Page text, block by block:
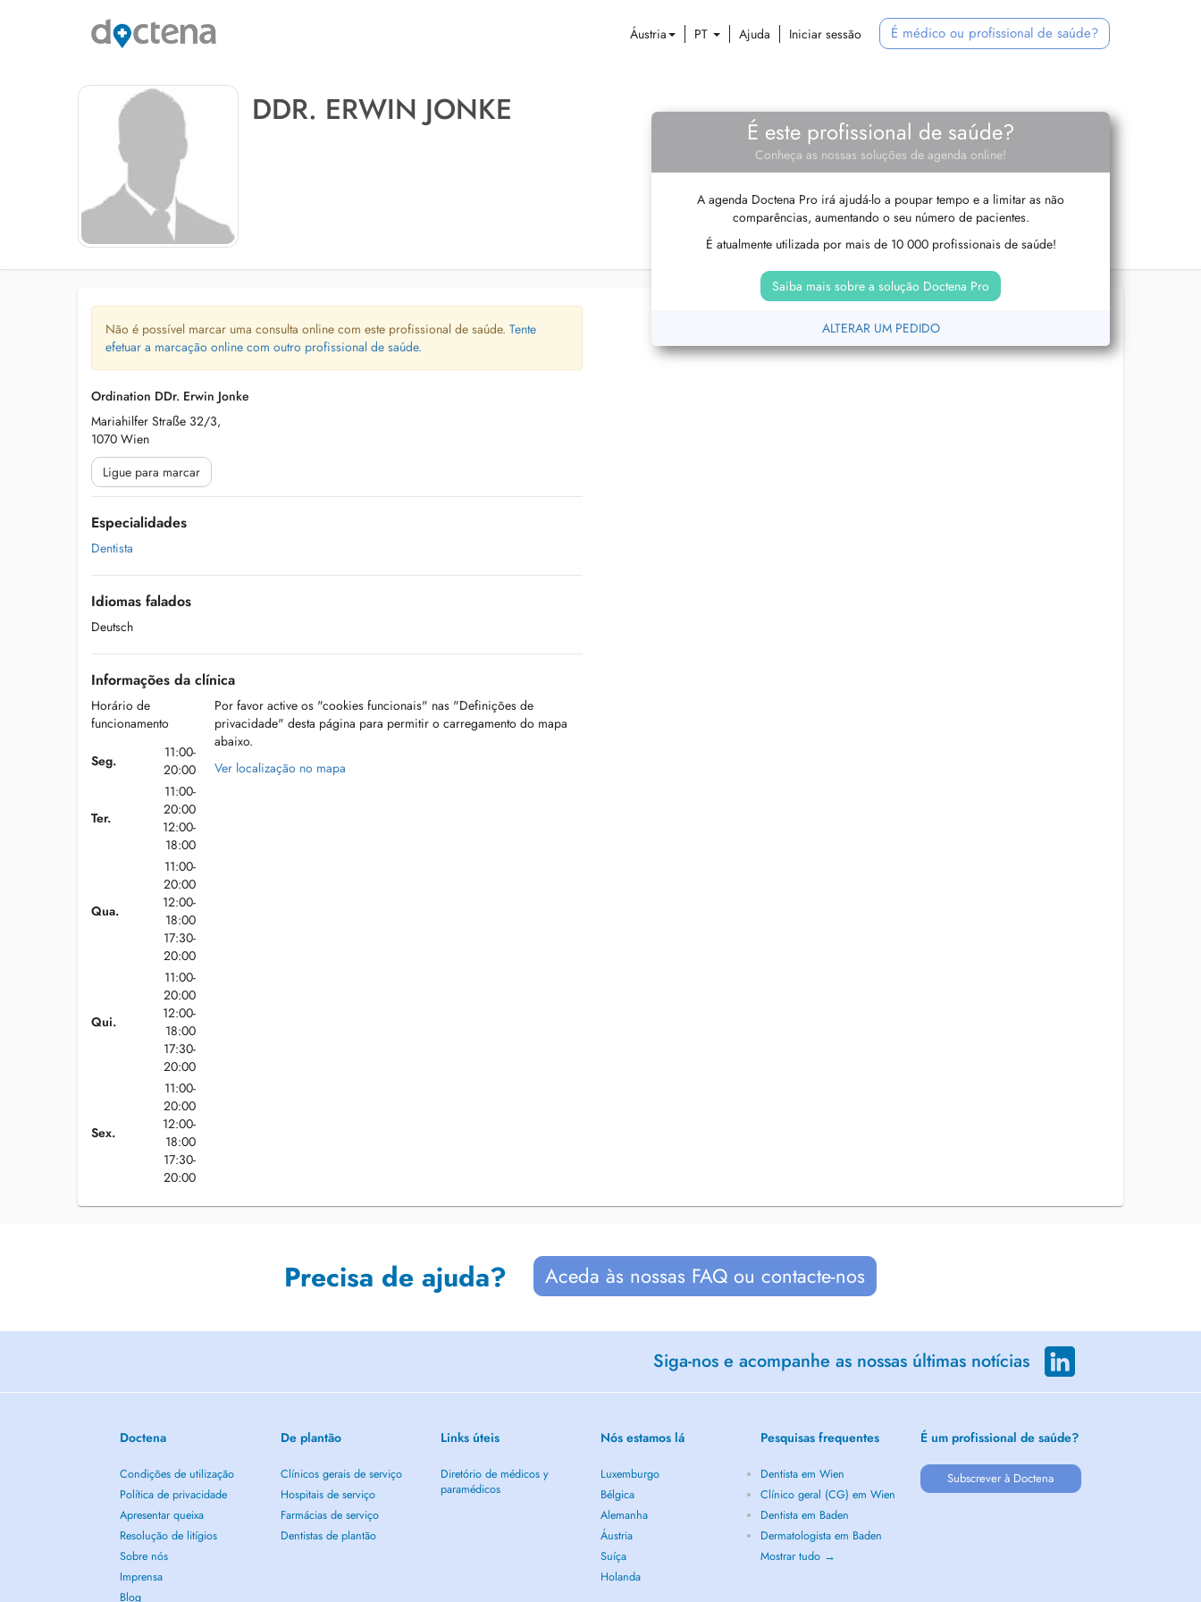
Áustria PT Ajuda Iniciar sessão É médico ou profissional de saúde?
DDR. ERWIN JONKE
É este profissional de saúde?
Conheça as nossas soluções de agenda online!
A agenda Doctena Pro irá ajudá-lo a poupar tempo e a limitar as não
comparências, aumentando o seu número de pacientes.
É atualmente utilizada por mais de 10 000 profissionais de saúde!
Saiba mais sobre a solução Doctena Pro
ALTERAR UM PEDIDO
Não é possível marcar uma consulta online com este profissional de saúde. Tente
efetuar a marcação online com outro profissional de saúde.
Ordination DDr. Erwin Jonke
Mariahilfer Straße 32/3,
1070 Wien
Ligue para marcar
Especialidades
Dentista
Idiomas falados
Deutsch
Informações da clínica
Horário de
funcionamento
Seg.
11:00-
20:00
Ter.
11:00-
20:00
12:00-
18:00
Qua.
11:00-
20:00
12:00-
18:00
17:30-
20:00
Qui.
11:00-
20:00
12:00-
18:00
17:30-
20:00
Sex.
11:00-
20:00
12:00-
18:00
17:30-
20:00
Por favor active os "cookies funcionais" nas "Definições de
privacidade" desta página para permitir o carregamento do mapa
abaixo.
Ver localização no mapa
Precisa de ajuda? Aceda às nossas FAQ ou contacte-nos
Siga-nos e acompanhe as nossas últimas notícias
Doctena
Condições de utilização
Política de privacidade
Apresentar queixa
Resolução de litígios
Sobre nós
Imprensa
Blog
De plantão
Clínicos gerais de serviço
Hospitais de serviço
Farmácias de serviço
Dentistas de plantão
Links úteis
Diretório de médicos y
paramédicos
Nós estamos lá
Luxemburgo
Bélgica
Alemanha
Áustria
Suíça
Holanda
Pesquisas frequentes
Dentista em Wien
Clínico geral (CG) em Wien
Dentista em Baden
Dermatologista em Baden
Mostrar tudo →
É um profissional de saúde?
Subscrever à Doctena